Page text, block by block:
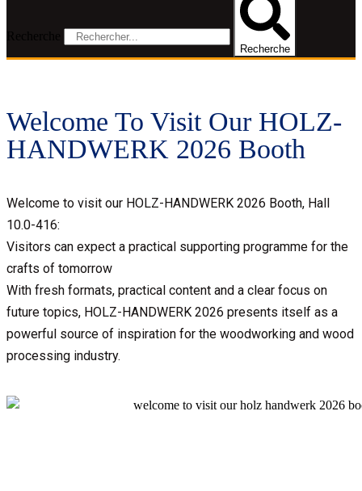
Recherche
Welcome To Visit Our HOLZ-
HANDWERK 2026 Booth
Welcome to visit our HOLZ-HANDWERK 2026 Booth, Hall
10.0-416:
Visitors can expect a practical supporting programme for the
crafts of tomorrow
With fresh formats, practical content and a clear focus on
future topics, HOLZ-HANDWERK 2026 presents itself as a
powerful source of inspiration for the woodworking and wood
processing industry.